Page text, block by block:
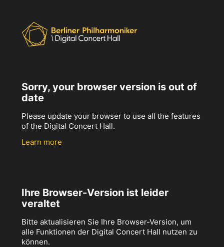
Sorry, your browser version is out of
date
Please update your browser to use all the features
of the Digital Concert Hall.
Learn more
Ihre Browser-Version ist leider
veraltet
Bitte aktualisieren Sie Ihre Browser-Version, um
alle Funktionen der Digital Concert Hall nutzen zu
können.